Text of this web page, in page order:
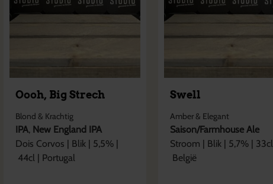
Oooh, Big Strech
Blond & Krachtig
IPA, New England IPA
Dois Corvos | Blik | 5,5% |
44cl | Portugal
Swell
Amber & Elegant
Saison/Farmhouse Ale
Stroom | Blik | 5,7% | 33cl
België